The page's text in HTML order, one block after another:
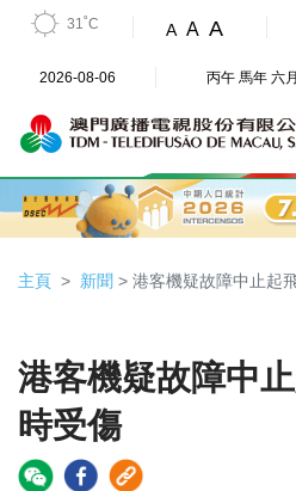
31˚C A A A
2026-08-06 丙午 馬年 六
主頁 新聞 > 港客機疑故障中止起
港客機疑故障中
時受傷